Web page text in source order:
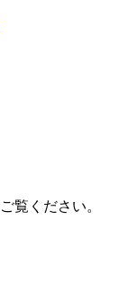
覧ください。